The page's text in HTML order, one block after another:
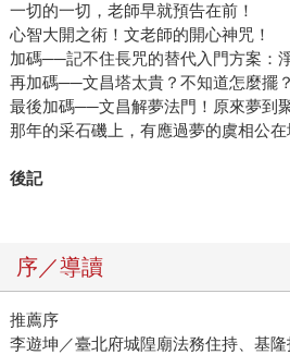
一切的一切，老師早就預告在前！
心智大開之術！文老師的開心神咒！
加碼──記不住長咒的替代入門方案：
再加碼──文昌塔太貴？不知道怎麼擺
最後加碼──文昌解夢法門！原來夢到
那年的采石磯上，有應過夢的虞相公在
後記
序／導讀
推薦序
李遊坤／臺北府城隍廟法務住持、基隆